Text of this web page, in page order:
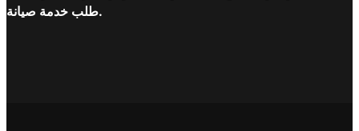
طلب خدمة صيانة.